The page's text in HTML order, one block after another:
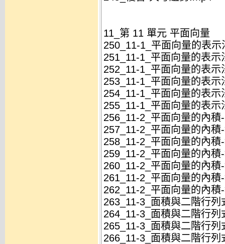
11_第 11 單元 平面向量
250_11-1_平面向量的表
251_11-1_平面向量的表
252_11-1_平面向量的表
253_11-1_平面向量的表
254_11-1_平面向量的表
255_11-1_平面向量的表
256_11-2_平面向量的內
257_11-2_平面向量的內
258_11-2_平面向量的內
259_11-2_平面向量的內
260_11-2_平面向量的內
261_11-2_平面向量的內
262_11-2_平面向量的內
263_11-3_面積與二階行
264_11-3_面積與二階行
265_11-3_面積與二階行
266_11-3_面積與二階行